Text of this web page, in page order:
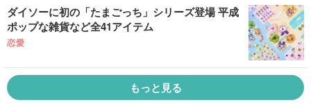
ダイソーに初の「たまごっち」シリーズ登場 平成
ポップな雑貨など全41アイテム
恋愛
もっと見る